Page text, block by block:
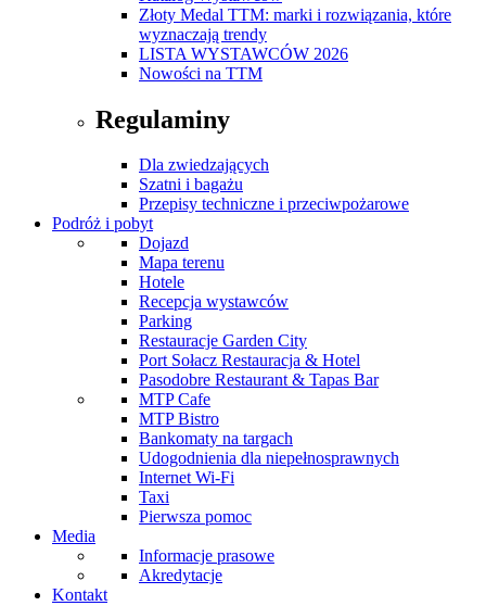
Złoty Medal TTM: marki i rozwiązania, które
wyznaczają trendy
LISTA WYSTAWCÓW 2026
Nowości na TTM
Regulaminy
Dla zwiedzających
Szatni i bagażu
Przepisy techniczne i przeciwpożarowe
Podróż i pobyt
Dojazd
Mapa terenu
Hotele
Recepcja wystawców
Parking
Restauracje Garden City
Port Sołacz Restauracja & Hotel
Pasodobre Restaurant & Tapas Bar
MTP Cafe
MTP Bistro
Bankomaty na targach
Udogodnienia dla niepełnosprawnych
Internet Wi-Fi
Taxi
Pierwsza pomoc
Media
Informacje prasowe
Akredytacje
Kontakt